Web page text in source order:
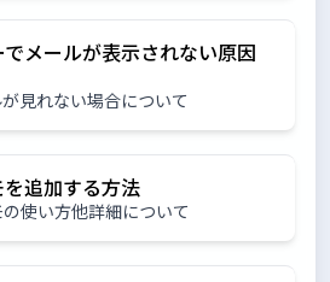
メールが表示されない原因
見れない場合について
追加する方法
使い方他詳細について